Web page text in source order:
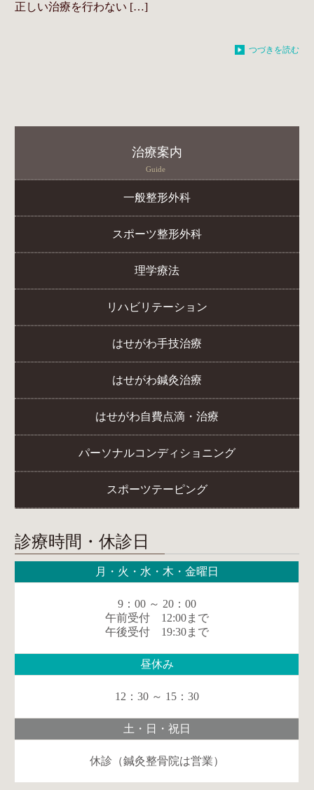
正しい治療を行わない […]
つづきを読む
治療案内
Guide
一般整形外科
スポーツ整形外科
理学療法
リハビリテーション
はせがわ手技治療
はせがわ鍼灸治療
はせがわ自費点滴・治療
パーソナルコンディショニング
スポーツテーピング
診療時間・休診日
月・火・水・木・金曜日
9：00 ～ 20：00
午前受付 12:00まで
午後受付 19:30まで
昼休み
12：30 ～ 15：30
土・日・祝日
休診（鍼灸整骨院は営業）